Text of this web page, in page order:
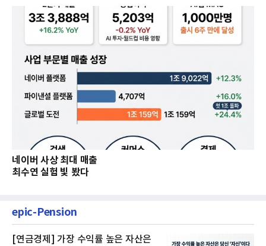
네이버 사상 최대 매출
최수연 실험 빛 봤다
epic-Pension
[연금경제] 가장 수익률 높은 자산은